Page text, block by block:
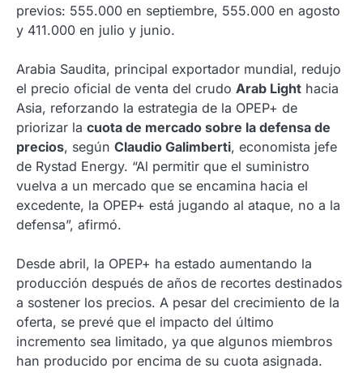
previos: 555.000 en septiembre, 555.000 en agosto
y 411.000 en julio y junio.
Arabia Saudita, principal exportador mundial, redujo
el precio oficial de venta del crudo Arab Light hacia
Asia, reforzando la estrategia de la OPEP+ de
priorizar la cuota de mercado sobre la defensa de
precios, según Claudio Galimberti, economista jefe
de Rystad Energy. “Al permitir que el suministro
vuelva a un mercado que se encamina hacia el
excedente, la OPEP+ está jugando al ataque, no a la
defensa”, afirmó.
Desde abril, la OPEP+ ha estado aumentando la
producción después de años de recortes destinados
a sostener los precios. A pesar del crecimiento de la
oferta, se prevé que el impacto del último
incremento sea limitado, ya que algunos miembros
han producido por encima de su cuota asignada.